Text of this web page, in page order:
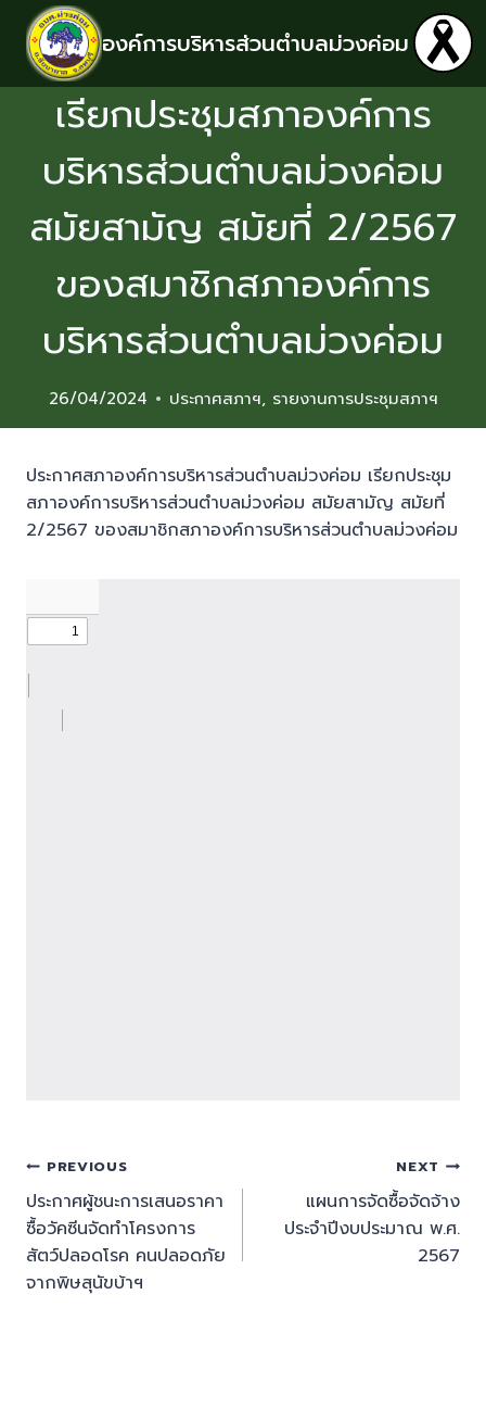
องค์การบริหารส่วนตำบลม่วงค่อม
เรียกประชุมสภาองค์การ
บริหารส่วนตำบลม่วงค่อม
สมัยสามัญ สมัยที่ 2/2567
ของสมาชิกสภาองค์การ
บริหารส่วนตำบลม่วงค่อม
26/04/2024 ประกาศสภาฯ, รายงานการประชุมสภาฯ
ประกาศสภาองค์การบริหารส่วนตำบลม่วงค่อม เรียกประชุม
สภาองค์การบริหารส่วนตำบลม่วงค่อม สมัยสามัญ สมัยที่
2/2567 ของสมาชิกสภาองค์การบริหารส่วนตำบลม่วงค่อม
PREVIOUS
ประกาศผู้ชนะการเสนอราคา
ซื้อวัคซีนจัดทำโครงการ
สัตว์ปลอดโรค คนปลอดภัย
จากพิษสุนัขบ้าฯ
NEXT
แผนการจัดซื้อจัดจ้าง
ประจำปีงบประมาณ พ.ศ.
2567